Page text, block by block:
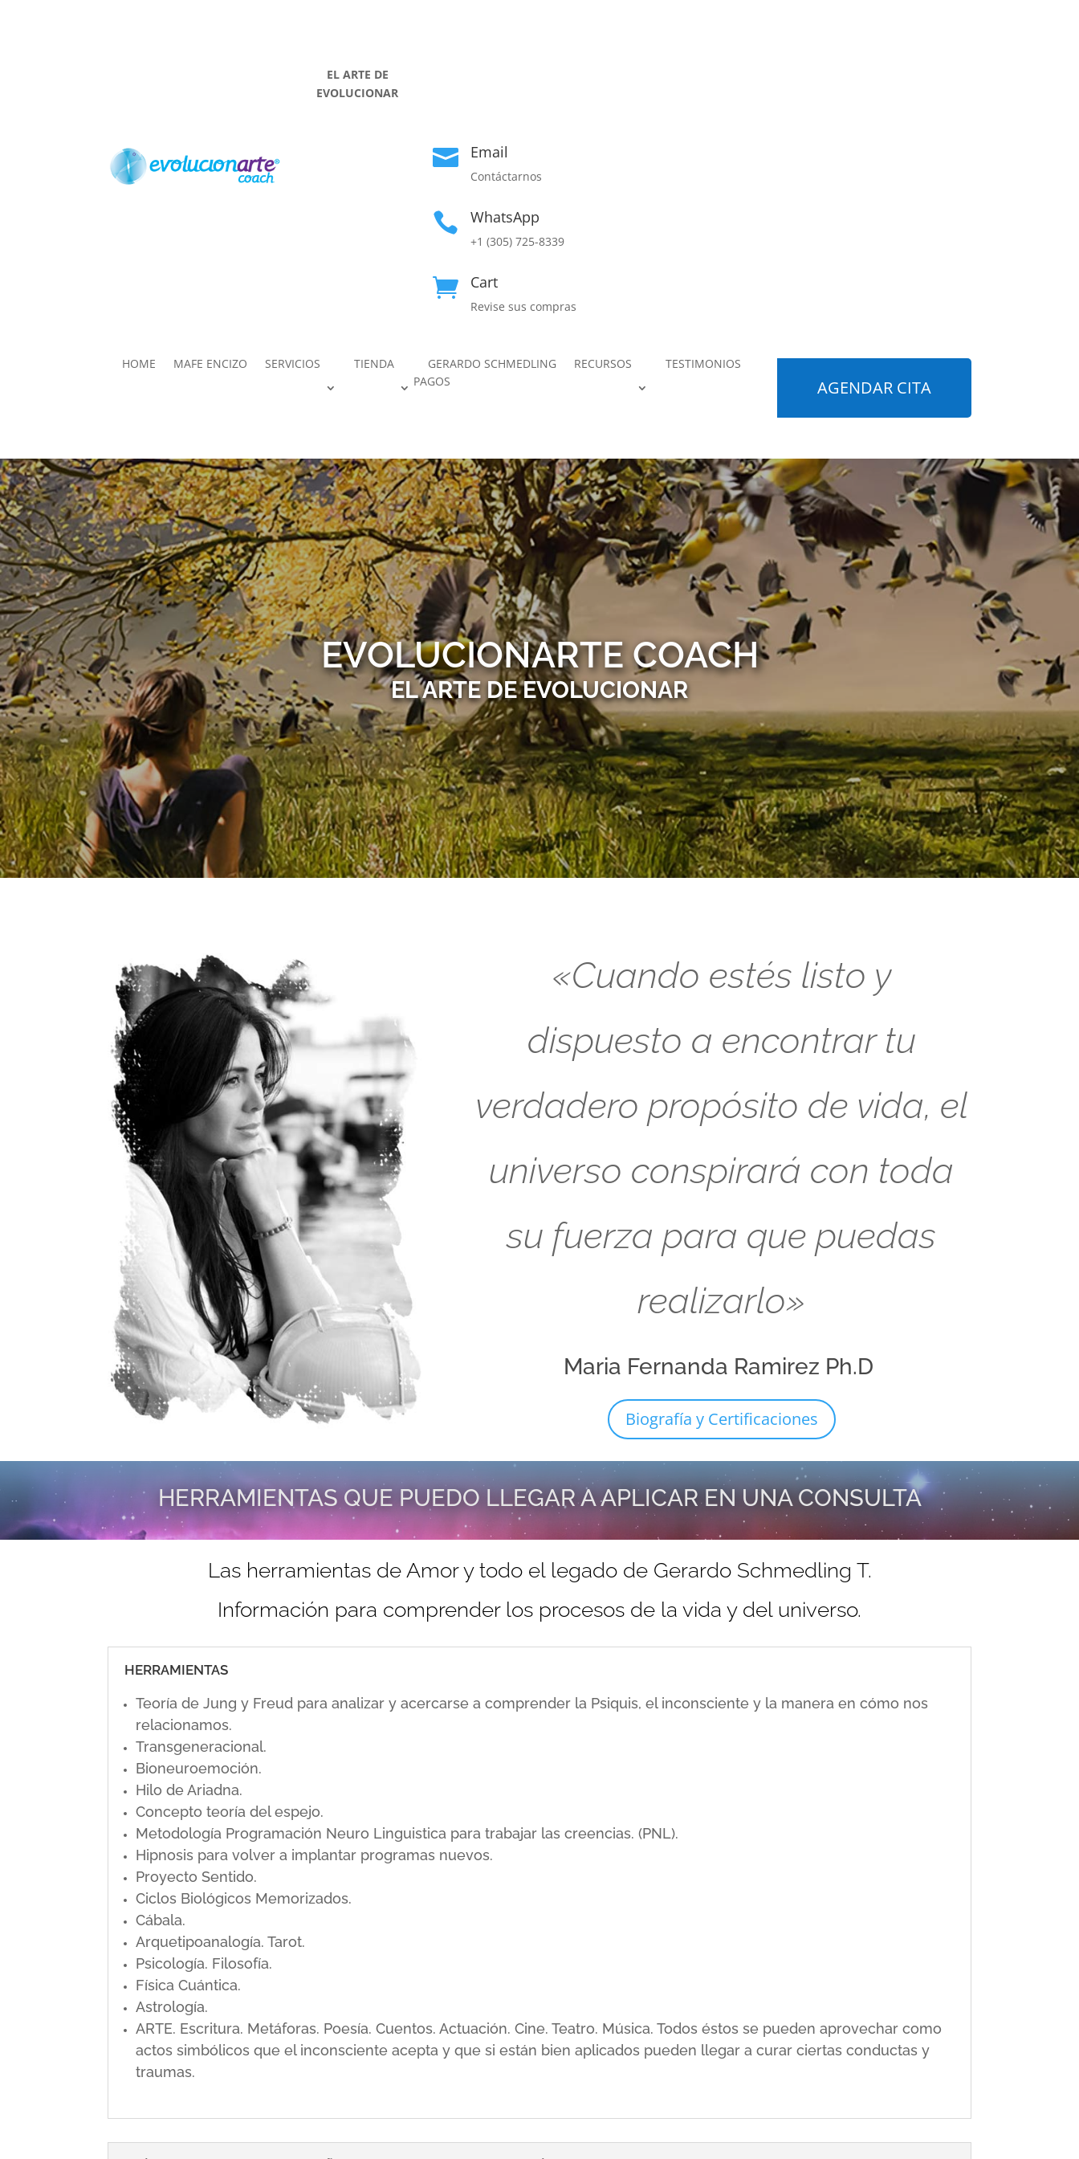
EL ARTE DE
EVOLUCIONAR
 Email
Contáctarnos
 WhatsApp
+1 (305) 725-8339
 Cart
Revise sus compras
HOME MAFE ENCIZO SERVICIOS TIENDA GERARDO SCHMEDLING RECURSOS
TESTIMONIOS
PAGOS
AGENDAR CITA
EVOLUCIONARTE COACH
EL ARTE DE EVOLUCIONAR
«Cuando estés listo y
dispuesto a encontrar tu
verdadero propósito de vida, el
universo conspirará con toda
su fuerza para que puedas
realizarlo»
Maria Fernanda Ramirez Ph.D
Biografía y Certificaciones
HERRAMIENTAS QUE PUEDO LLEGAR A APLICAR EN UNA CONSULTA
Las herramientas de Amor y todo el legado de Gerardo Schmedling T.
Información para comprender los procesos de la vida y del universo.
HERRAMIENTAS
Teoría de Jung y Freud para analizar y acercarse a comprender la Psiquis, el inconsciente y la manera en cómo nos
relacionamos.
Transgeneracional.
Bioneuroemoción.
Hilo de Ariadna.
Concepto teoría del espejo.
Metodología Programación Neuro Linguistica para trabajar las creencias. (PNL).
Hipnosis para volver a implantar programas nuevos.
Proyecto Sentido.
Ciclos Biológicos Memorizados.
Cábala.
Arquetipoanalogía. Tarot.
Psicología. Filosofía.
Física Cuántica.
Astrología.
ARTE. Escritura. Metáforas. Poesía. Cuentos. Actuación. Cine. Teatro. Música. Todos éstos se pueden aprovechar como
actos simbólicos que el inconsciente acepta y que si están bien aplicados pueden llegar a curar ciertas conductas y
traumas.